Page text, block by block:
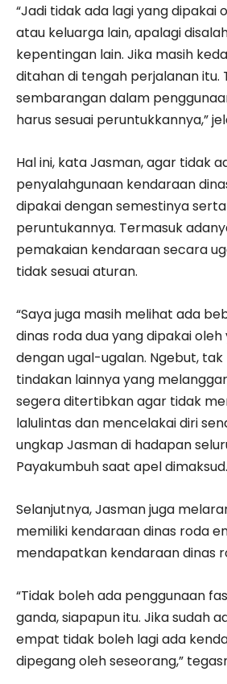
“Jadi tidak ada lagi yang dipakai
atau keluarga lain, apalagi
kepentingan lain. Jika masih
ditahan di tengah perjalanan itu.
sembarangan dalam
harus sesuai peruntukkannya,”
Hal ini, kata Jasman, agar tidak
penyalahgunaan kendaraan
dipakai dengan semestinya
peruntukannya. Termasuk
pemakaian kendaraan secara
tidak sesuai aturan.
“Saya juga masih melihat ada
dinas roda dua yang dipakai
dengan ugal-ugalan. Ngebut,
tindakan lainnya yang
segera ditertibkan agar tidak
lalulintas dan mencelakai diri
ungkap Jasman di hadapan
Payakumbuh saat apel dimaksud.
Selanjutnya, Jasman juga
memiliki kendaraan dinas roda
mendapatkan kendaraan dinas
“Tidak boleh ada penggunaan
ganda, siapapun itu. Jika sudah
empat tidak boleh lagi ada
dipegang oleh seseorang,”